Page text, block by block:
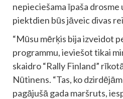
nepieciešama īpaša drosme
piektdien būs jāveic divas
“Mūsu mērķis bija izveidot
programmu, ieviešot tikai
skaidro “Rally Finland”
Nūtinens. “Tas, ko
pagājušā gada maršruts,